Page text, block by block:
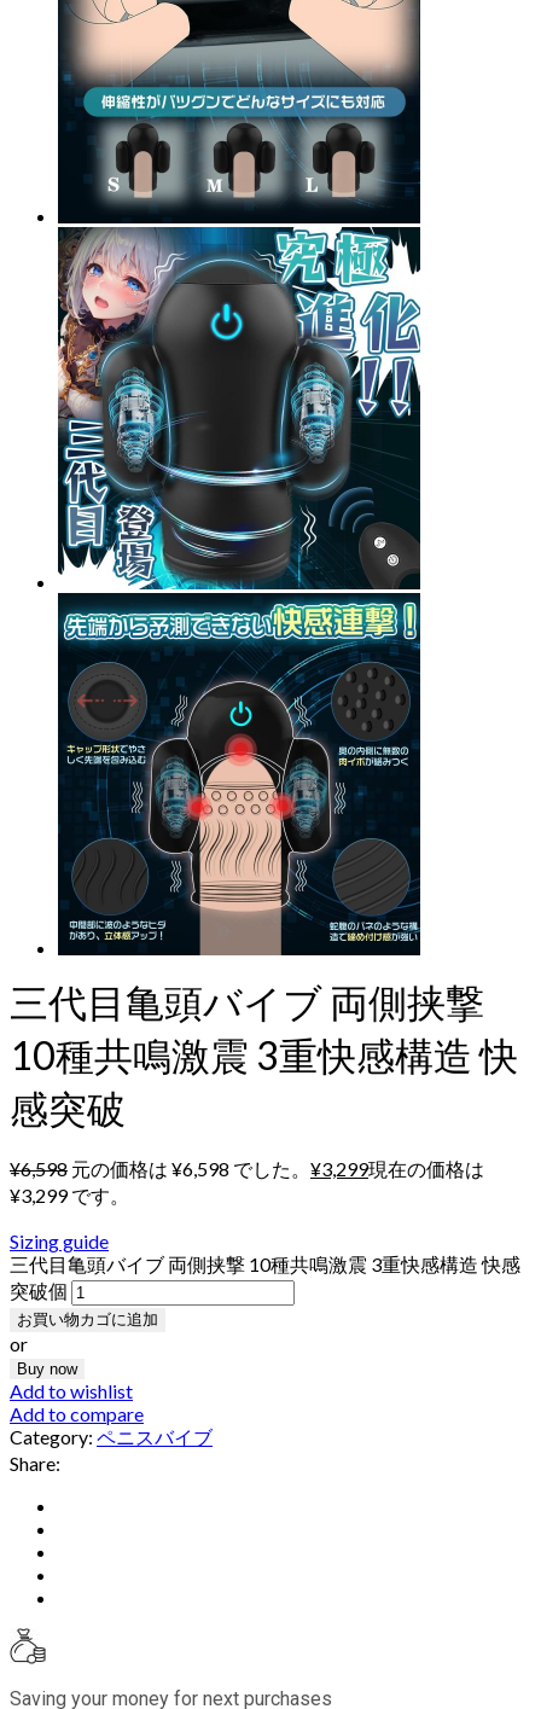
三代目亀頭バイブ 両側挟撃
10種共鳴激震 3重快感構造 快
感突破
¥6,598 元の価格は ¥6,598 でした。 ¥3,299現在の価格は
¥3,299 です。
Sizing guide
三代目亀頭バイブ 両側挟撃 10種共鳴激震 3重快感構造 快感
突破個
お買い物カゴに追加
or
Buy now
Add to wishlist
Add to compare
Category: ペニスバイブ
Share:
Saving your money for next purchases